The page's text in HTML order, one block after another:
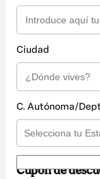
Ciudad
C. Autónoma/
Cupón de